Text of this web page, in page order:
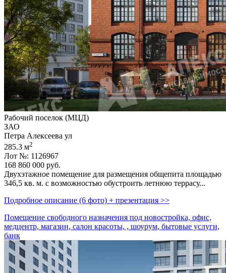
Рабочий поселок (МЦД)
ЗАО
Петра Алексеева ул
285.3 м2
Лот №: 1126967
168 860 000 руб.
Двухэтажное помещение для размещения общепита площадью
346,­5 кв. м. с возможностью обустроить летнюю террасу...
Подробное описание (6 фото) + презентация >>
Помещение свободного назначения под новостройка, офис,
медцентр, магазин, салон красоты, , шоурум, бытовые услуги,
банк